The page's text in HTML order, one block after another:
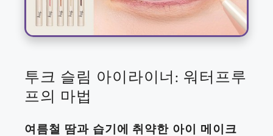
투크 슬림 아이라이너: 워터프루
프의 마법
여름철 땀과 습기에 취약한 아이 메이크